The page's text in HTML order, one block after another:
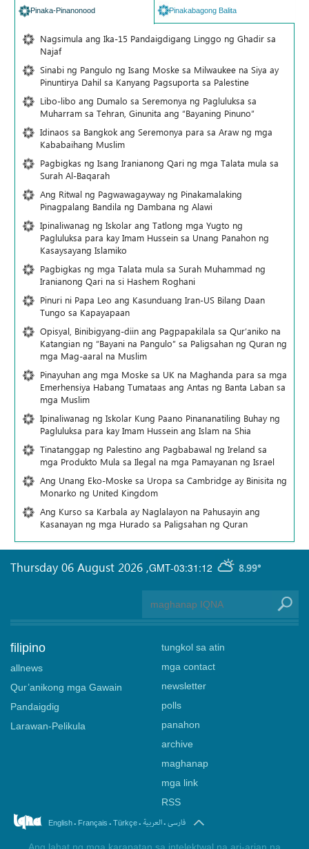
Pinaka-Pinanonood Pinakabagong Balita
Nagsimula ang Ika-15 Pandaigdigang Linggo ng Ghadir sa
Najaf
Sinabi ng Pangulo ng Isang Moske sa Milwaukee na Siya ay
Pinuntirya Dahil sa Kanyang Pagsuporta sa Palestine
Libo-libo ang Dumalo sa Seremonya ng Pagluluksa sa
Muharram sa Tehran, Ginunita ang “Bayaning Pinuno”
Idinaos sa Bangkok ang Seremonya para sa Araw ng mga
Kababaihang Muslim
Pagbigkas ng Isang Iranianong Qari ng mga Talata mula sa
Surah Al-Baqarah
Ang Ritwal ng Pagwawagayway ng Pinakamalaking
Pinagpalang Bandila ng Dambana ng Alawi
Ipinaliwanag ng Iskolar ang Tatlong mga Yugto ng
Pagluluksa para kay Imam Hussein sa Unang Panahon ng
Kasaysayang Islamiko
Pagbigkas ng mga Talata mula sa Surah Muhammad ng
Iranianong Qari na si Hashem Roghani
Pinuri ni Papa Leo ang Kasunduang Iran-US Bilang Daan
Tungo sa Kapayapaan
Opisyal, Binibigyang-diin ang Pagpapakilala sa Qur’aniko na
Katangian ng “Bayani na Pangulo” sa Paligsahan ng Quran ng
mga Mag-aaral na Muslim
Pinayuhan ang mga Moske sa UK na Maghanda para sa mga
Emerhensiya Habang Tumataas ang Antas ng Banta Laban sa
mga Muslim
Ipinaliwanag ng Iskolar Kung Paano Pinananatiling Buhay ng
Pagluluksa para kay Imam Hussein ang Islam na Shia
Tinatanggap ng Palestino ang Pagbabawal ng Ireland sa
mga Produkto Mula sa Ilegal na mga Pamayanan ng Israel
Ang Unang Eko-Moske sa Uropa sa Cambridge ay Binisita ng
Monarko ng United Kingdom
Ang Kurso sa Karbala ay Naglalayon na Pahusayin ang
Kasanayan ng mga Hurado sa Paligsahan ng Quran
GMT-03:31:12 8.99°
Thursday 06 August 2026 ,
filipino
allnews
Qur’anikong mga Gawain
Pandaigdig
Larawan-Pelikula
tungkol sa atin
mga contact
newsletter
polls
panahon
archive
maghanap
mga link
RSS
English. Français . Türkçe. العربیة.فارسی